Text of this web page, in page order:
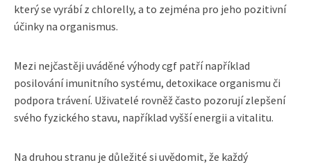
který se vyrábí z chlorelly, a to zejména pro jeho pozitivní
účinky na organismus.
Mezi nejčastěji uváděné výhody cgf patří například
posilování imunitního systému, detoxikace organismu či
podpora trávení. Uživatelé rovněž často pozorují zlepšení
svého fyzického stavu, například vyšší energii a vitalitu.
Na druhou stranu je důležité si uvědomit, že každý